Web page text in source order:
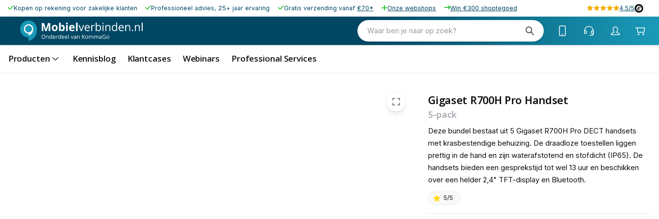
Kopen op rekening voor zakelijke klanten Professioneel advies, 25+ jaar ervaring Gratis verzending vanaf €70* Onze webshops Win €300 shoptegoed 4.5/5
Waar ben je naar op zoek?
Producten Kennisblog Klantcases Webinars Professional Services
Gigaset R700H Pro Handset
5-pack
Deze bundel bestaat uit 5 Gigaset R700H Pro DECT handsets
met krasbestendige behuizing. De draadloze toestellen liggen
prettig in de hand en zijn waterafstotend en stofdicht (IP65). De
handsets bieden een gesprekstijd tot wel 13 uur en beschikken
over een helder 2,4" TFT-display en Bluetooth.
5/5
533,96 excl. btw
646,09 incl. btw